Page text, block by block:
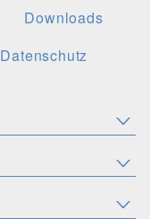
Downloads
Datenschutz